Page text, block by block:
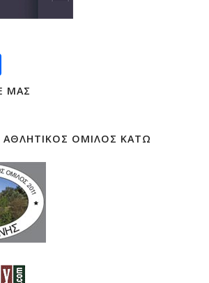
Μοιραστείτε
ΜΑΣ
ΑΘΛΗΤΙΚΟΣ ΟΜΙΛΟΣ ΚΑΤΩ